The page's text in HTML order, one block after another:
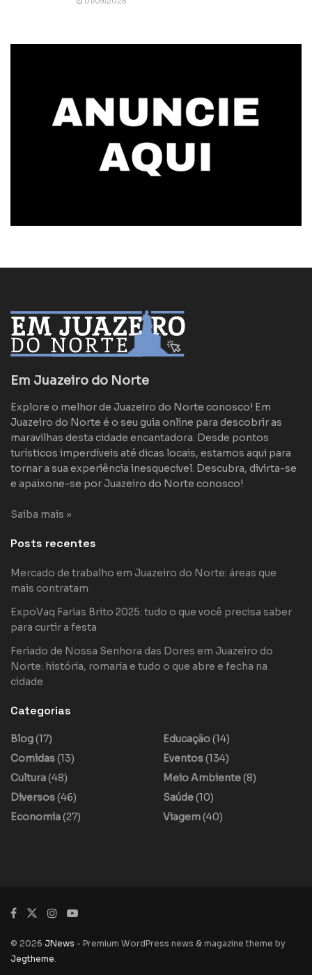
Em Juazeiro do Norte
Explore o melhor de Juazeiro do Norte conosco! Em
Juazeiro do Norte é o seu guia online para descobrir as
maravilhas desta cidade encantadora. Desde pontos
turísticos imperdíveis até dicas locais, estamos aqui para
tornar a sua experiência inesquecível. Descubra, divirta-se
e apaixone-se por Juazeiro do Norte conosco!
Saiba mais »
Posts recentes
Mercado de trabalho em Juazeiro do Norte: áreas que
mais contratam
ExpoVaq Farias Brito 2025: tudo o que você precisa saber
para curtir a festa
Feriado de Nossa Senhora das Dores em Juazeiro do
Norte: história, romaria e tudo o que abre e fecha na
cidade
Categorias
Blog(17)
Comidas(13)
Cultura(48)
Diversos(46)
Economia(27)
Educação(14)
Eventos(134)
Meio Ambiente(8)
Saúde(10)
Viagem(40)
© 2026 JNews - Premium WordPress news & magazine theme by
Jegtheme.